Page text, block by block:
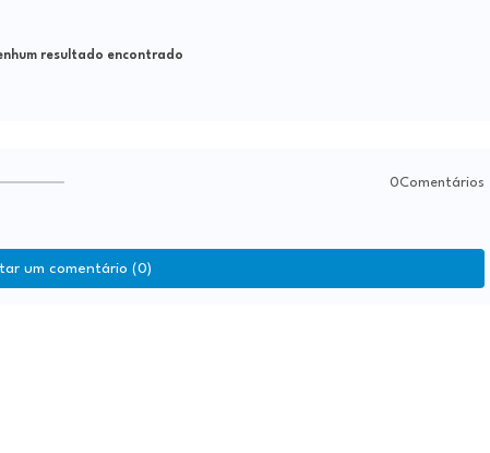
resultado encontrado
0Comentários
um comentário (0)